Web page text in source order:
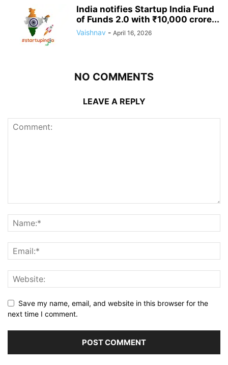
India notifies Startup India Fund
of Funds 2.0 with ₹10,000 crore...
Vaishnav - April 16, 2026
NO COMMENTS
LEAVE A REPLY
Save my name, email, and website in this browser for the
next time I comment.